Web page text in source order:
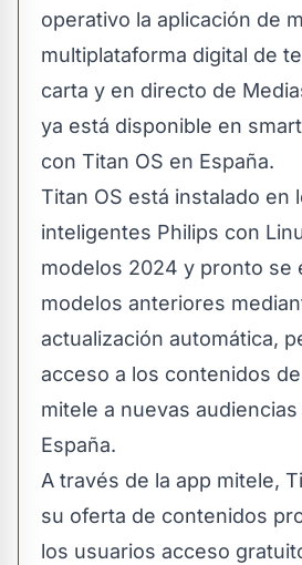
operativo la aplicación de
multiplataforma digital de
carta y en directo de
ya está disponible en
con Titan OS en España.
Titan OS está instalado en
inteligentes Philips con
modelos 2024 y pronto se
modelos anteriores
actualización automática,
acceso a los contenidos
mitele a nuevas
España.
A través de la app mitele,
su oferta de contenidos
los usuarios acceso